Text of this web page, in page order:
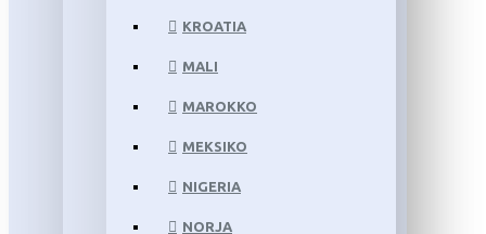
KROATIA
MALI
MAROKKO
MEKSIKO
NIGERIA
NORJA